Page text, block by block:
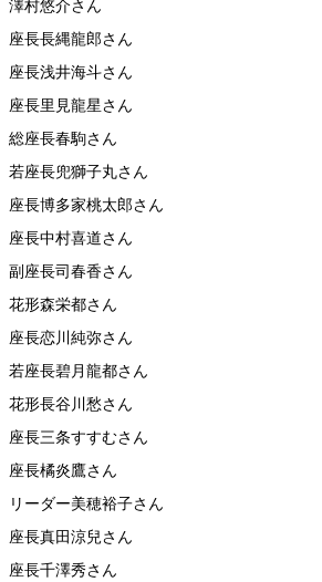
澤村悠介さん
座長長縄龍郎さん
座長浅井海斗さん
座長里見龍星さん
総座長春駒さん
若座長兜獅子丸さん
座長博多家桃太郎さん
座長中村喜道さん
副座長司春香さん
花形森栄都さん
座長恋川純弥さん
若座長碧月龍都さん
花形長谷川愁さん
座長三条すすむさん
座長橘炎鷹さん
リーダー美穂裕子さん
座長真田涼兒さん
座長千澤秀さん